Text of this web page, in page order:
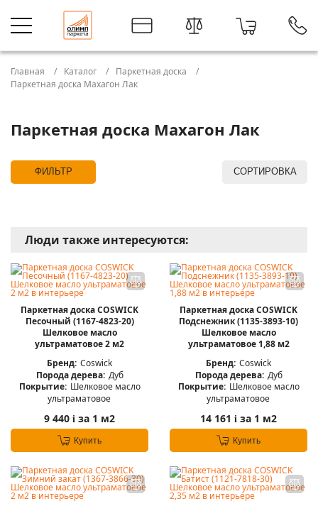
Главная Каталог
Паркетная доска
Паркетная доска Махагон Лак
Паркетная доска Махагон Лак
ФИЛЬТР СОРТИРОВКА
Люди также интересуются:
Паркетная доска COSWICK
Песочный (1167-4823-20)
Шелковое масло
ультраматовое 2 м2
Бренд: Coswick
Порода дерева: Дуб
Покрытие: Шелковое масло
ультраматовое
9 440 i за 1 м2
Купить
Паркетная доска COSWICK
Подснежник (1135-3893-10)
Шелковое масло
ультраматовое 1,88 м2
Бренд: Coswick
Порода дерева: Дуб
Покрытие: Шелковое масло
ультраматовое
14 161 i за 1 м2
Купить